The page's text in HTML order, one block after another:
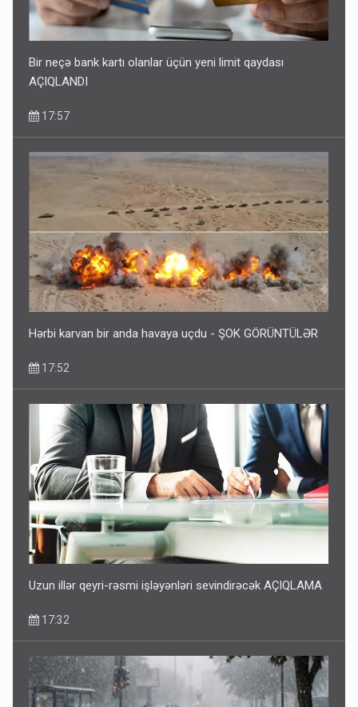
Bir neçə bank kartı olanlar üçün yeni limit qaydası
AÇIQLANDI
17:57
Hərbi karvan bir anda havaya uçdu - ŞOK GÖRÜNTÜLƏR
17:52
Uzun illər qeyri-rəsmi işləyənləri sevindirəcək AÇIQLAMA
17:32